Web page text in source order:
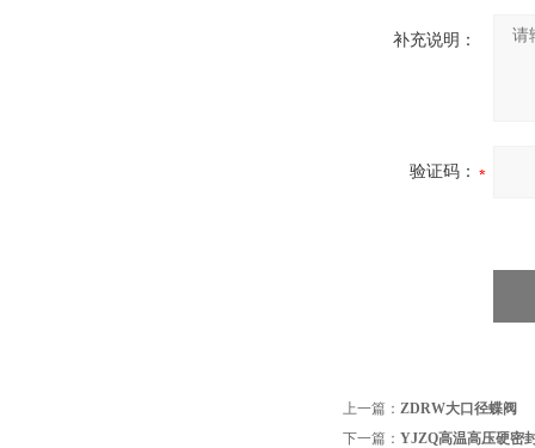
补充说明：
验证码：
上一篇： ZDRW大口径蝶阀
下一篇： YJZQ高温高压硬密